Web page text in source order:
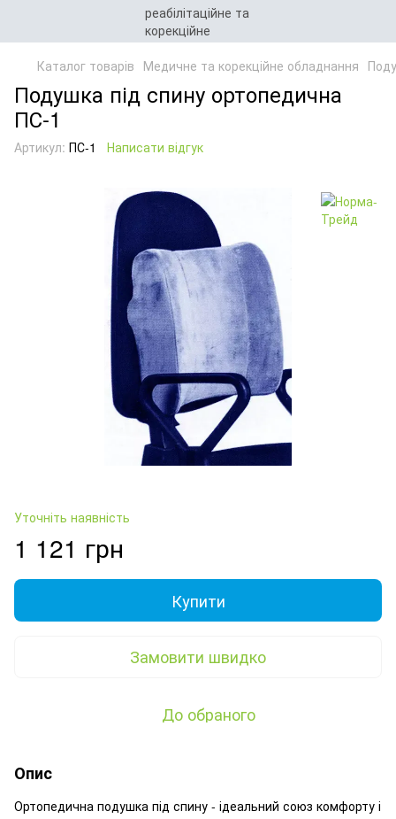
Каталог товарів Медичне та корекційне обладнання
Подушка під спину ортопедична
ПС-1
Артикул: ПС-1 Написати відгук
Уточніть наявність
1 121 грн
Купити
Замовити швидко
До обраного
Опис
Ортопедична подушка під спину - ідеальний союз комфорту і